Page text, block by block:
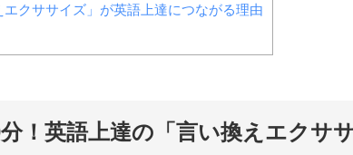
エクササイズ」が英語上達につながる理由
！英語上達の「言い換えエクササ